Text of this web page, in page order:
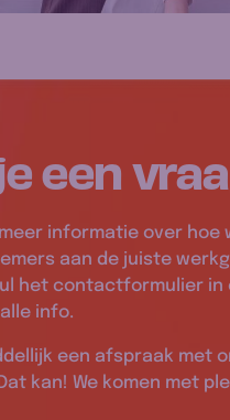
een
informatie over hoe
aan de juiste
het contactformulier in
info.
een afspraak met
kan! We komen met